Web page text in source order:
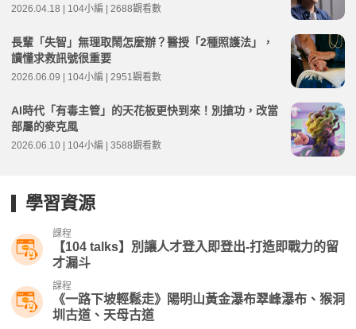
2026.04.18 | 104小編 | 2688觀看數
長輩「失智」無理取鬧怎麼辦？醫授「2種照護法」，
讀懂求救訊號很重要
2026.06.09 | 104小編 | 2951觀看數
AI時代「有毒主管」的天花板更快到來！別搶功，改當
部屬的麥克風
2026.06.10 | 104小編 | 3588觀看數
學習資源
課程
【104 talks】別讓人才登入即登出-打造即戰力的留
才漏斗
課程
《一路下坡輕鬆走》陽明山黃金瀑布翠峰瀑布、猴洞
圳古道、天母古道